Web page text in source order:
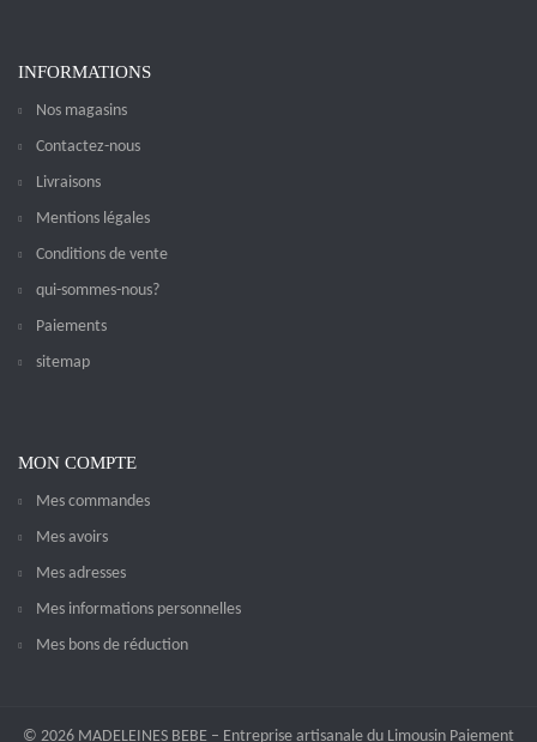
INFORMATIONS
Nos magasins
Contactez-nous
Livraisons
Mentions légales
Conditions de vente
qui-sommes-nous?
Paiements
sitemap
MON COMPTE
Mes commandes
Mes avoirs
Mes adresses
Mes informations personnelles
Mes bons de réduction
© 2026 MADELEINES BEBE – Entreprise artisanale du Limousin Paiement